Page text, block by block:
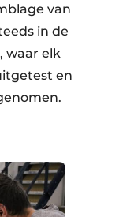
van
in de
waar elk
en